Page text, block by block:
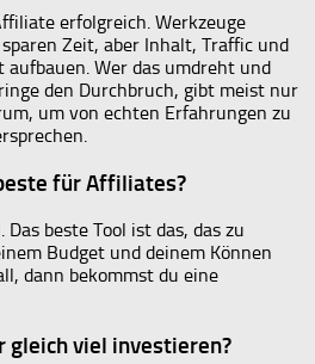
erfolgreich. Werkzeuge
Zeit, aber Inhalt, Traffic und
Wer das umdreht und
den Durchbruch, gibt meist nur
um von echten Erfahrungen zu
für Affiliates?
beste Tool ist das, das zu
Budget und deinem Können
dann bekommst du eine
gleich viel investieren?